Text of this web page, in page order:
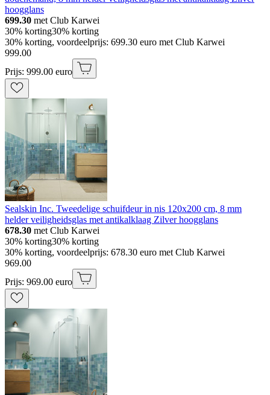
hoogglans
699.30 met Club Karwei
30% korting30% korting
30% korting, voordeelprijs: 699.30 euro met Club Karwei
999.00
Prijs: 999.00 euro
Sealskin Inc. Tweedelige schuifdeur in nis 120x200 cm, 8 mm
helder veiligheidsglas met antikalklaag Zilver hoogglans
678.30 met Club Karwei
30% korting30% korting
30% korting, voordeelprijs: 678.30 euro met Club Karwei
969.00
Prijs: 969.00 euro